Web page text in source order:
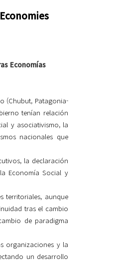
Economías
(Chubut, Patagonia-
tenían relación
y asociativismo, la
nacionales que
la declaración
Economía Social y
territoriales, aunque
tras el cambio
de paradigma
organizaciones y la
un desarrollo